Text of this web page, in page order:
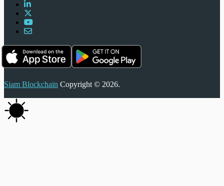
Siam Blockchain Copyright © 2026.